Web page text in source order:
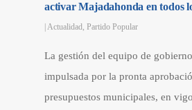
activar Majadahonda en todos
|Actualidad,Partido Popular
La gestión del equipo de
impulsada por la pronta
presupuestos municipales, en